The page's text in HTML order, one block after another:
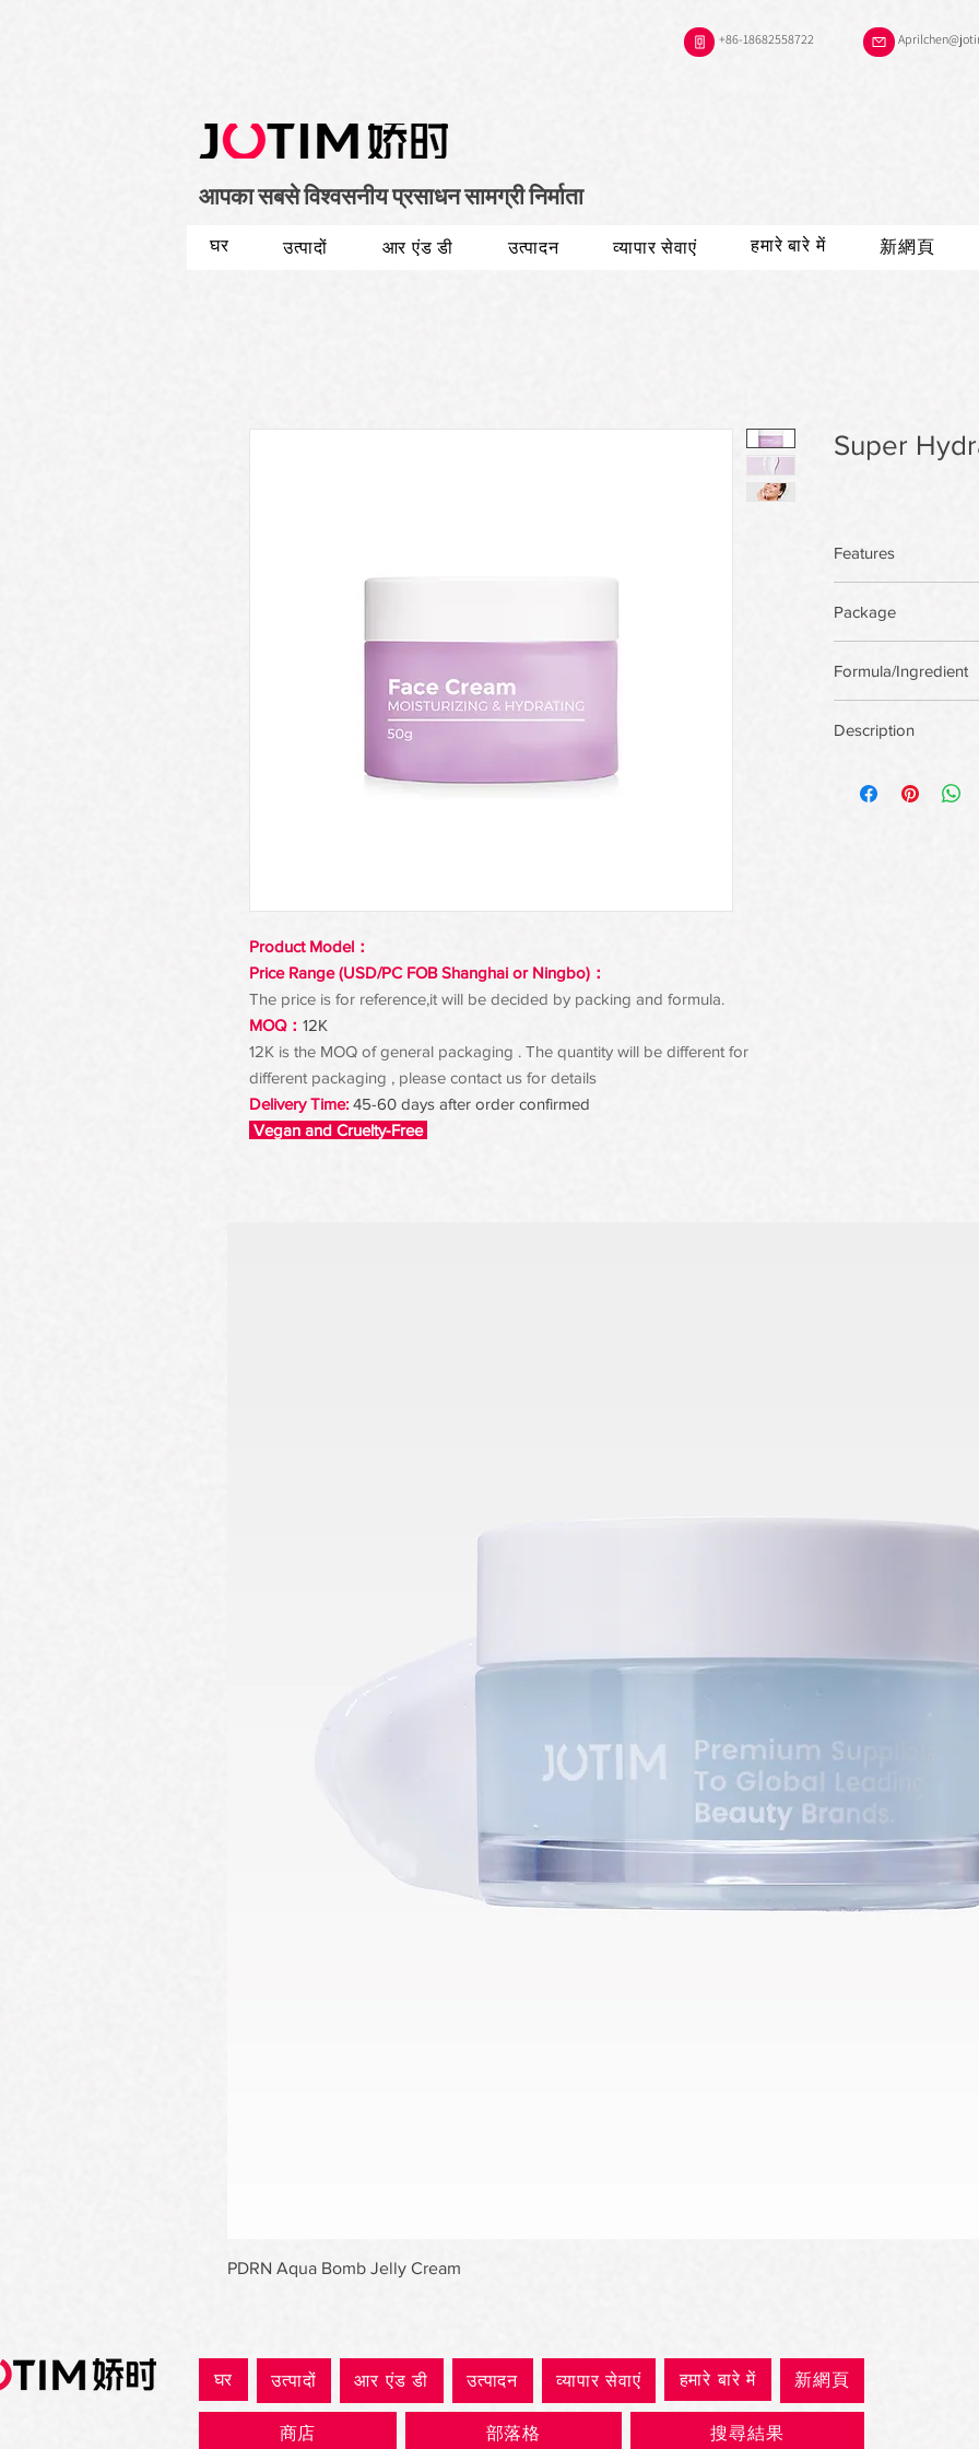
+86-18682558722
आपका सबसे विश्वसनीय प्रसाधन सामग्री निर्माता
घर उत्पादों आर एंड डी उत्पादन व्यापार सेवाएं हमारे बारे में 新網頁
Product Model：
Price Range (USD/PC FOB Shanghai or Ningbo)：
The price is for reference,it will be decided by packing and formula.
MOQ： 12K
12K is the MOQ of general packaging . The quantity will be different for
different packaging , please contact us for details
Delivery Time: 45-60 days after order confirmed
Vegan and Cruelty-Free
Super
Features
Package
custom
Formula/Ingredient
Description
PDRN Aqua Bomb Jelly Cream
घर उत्पादों आर एंड डी उत्पादन व्यापार सेवाएं हमारे बारे में 新網頁
商店 部落格 搜尋結果